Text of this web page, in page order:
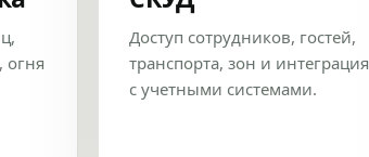
огня
Доступ сотрудников, гостей,
транспорта, зон и интеграция
с учетными системами.